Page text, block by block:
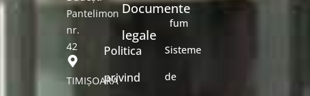
Pantelimon
nr.
42
TIMIȘOARA
Documente
legale
Politica
privind
fum
Sisteme
de